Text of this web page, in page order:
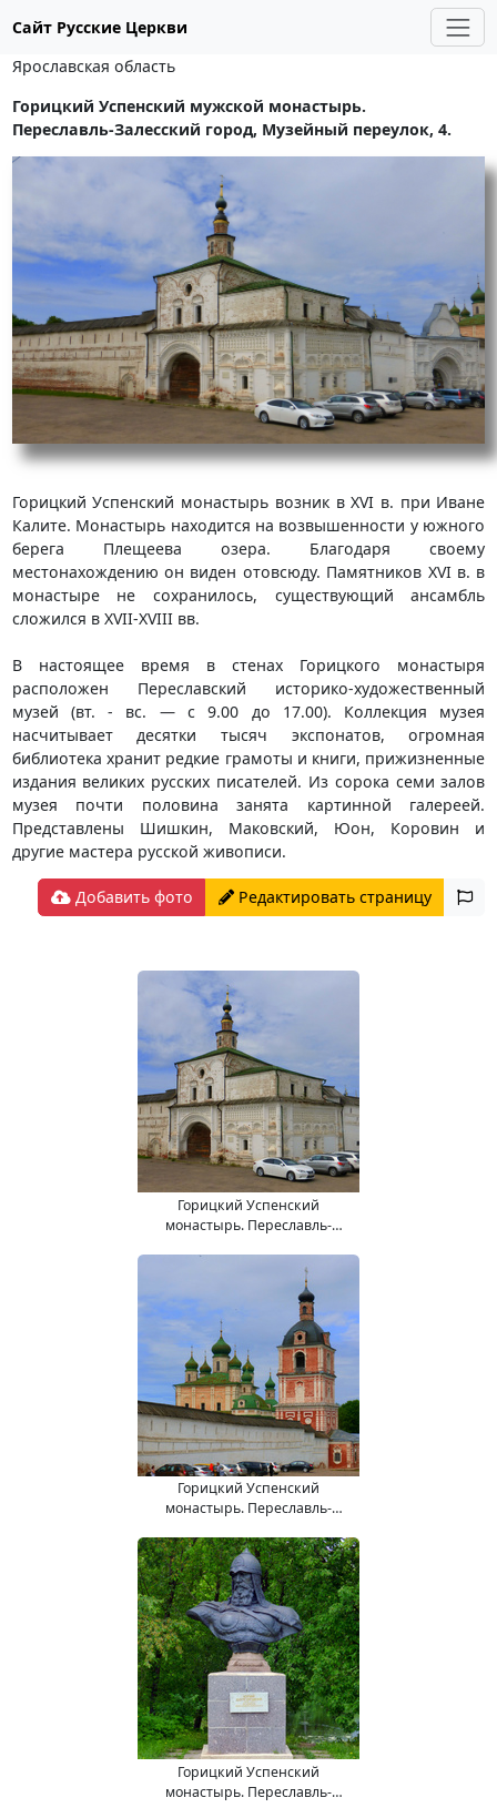
Сайт Русские Церкви
Ярославская область
Горицкий Успенский мужской монастырь.
Переславль-Залесский город, Музейный переулок, 4.
Горицкий Успенский монастырь возник в XVI в. при Иване
Калите. Монастырь находится на возвышенности у южного
берега Плещеева озера. Благодаря своему
местонахождению он виден отовсюду. Памятников XVI в. в
монастыре не сохранилось, существующий ансамбль
сложился в XVII-XVIII вв.
В настоящее время в стенах Горицкого монастыря
расположен Переславский историко-художественный
музей (вт. - вс. — с 9.00 до 17.00). Коллекция музея
насчитывает десятки тысяч экспонатов, огромная
библиотека хранит редкие грамоты и книги, прижизненные
издания великих русских писателей. Из сорока семи залов
музея почти половина занята картинной галереей.
Представлены Шишкин, Маковский, Юон, Коровин и
другие мастера русской живописи.
Добавить фото Редактировать страницу
Горицкий Успенский
монастырь. Переславль-
Горицкий Успенский
монастырь. Переславль-
Горицкий Успенский
монастырь. Переславль-